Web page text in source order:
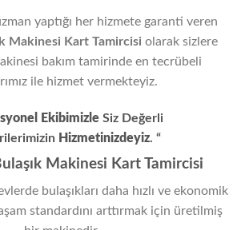
yaptığı her hizmete garanti veren
Makinesi Kart Tamircisi olarak sizlere
bakım tamirinde en tecrübeli
ile hizmet vermekteyiz.
Ekibimizle Siz Değerli
Hizmetinizdeyiz. “
Makinesi Kart Tamircisi
bulaşıkları daha hızlı ve ekonomik
standardını arttırmak için üretilmiş